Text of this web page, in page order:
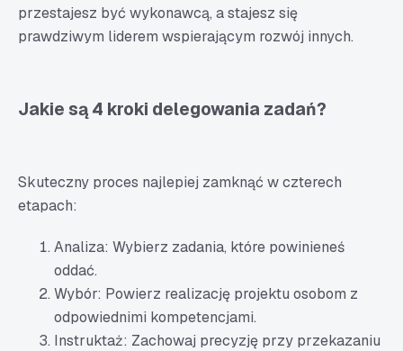
przestajesz być wykonawcą, a stajesz się
prawdziwym liderem wspierającym rozwój innych.
Jakie są 4 kroki delegowania zadań?
Skuteczny proces najlepiej zamknąć w czterech
etapach:
Analiza: Wybierz zadania, które powinieneś
oddać.
Wybór: Powierz realizację projektu osobom z
odpowiednimi kompetencjami.
Instruktaż: Zachowaj precyzję przy przekazaniu